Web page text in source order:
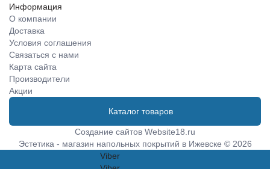
Информация
О компании
Доставка
Условия соглашения
Связаться с нами
Карта сайта
Производители
Акции
Каталог товаров
Создание сайтов Website18.ru
Эстетика - магазин напольных покрытий в Ижевске © 2026
Viber